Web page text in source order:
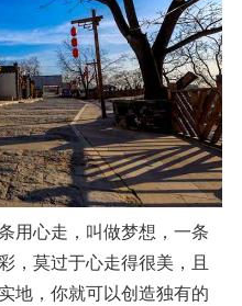
用心走，叫做梦想，一条
，莫过于心走得很美，且
地，你就可以创造独有的